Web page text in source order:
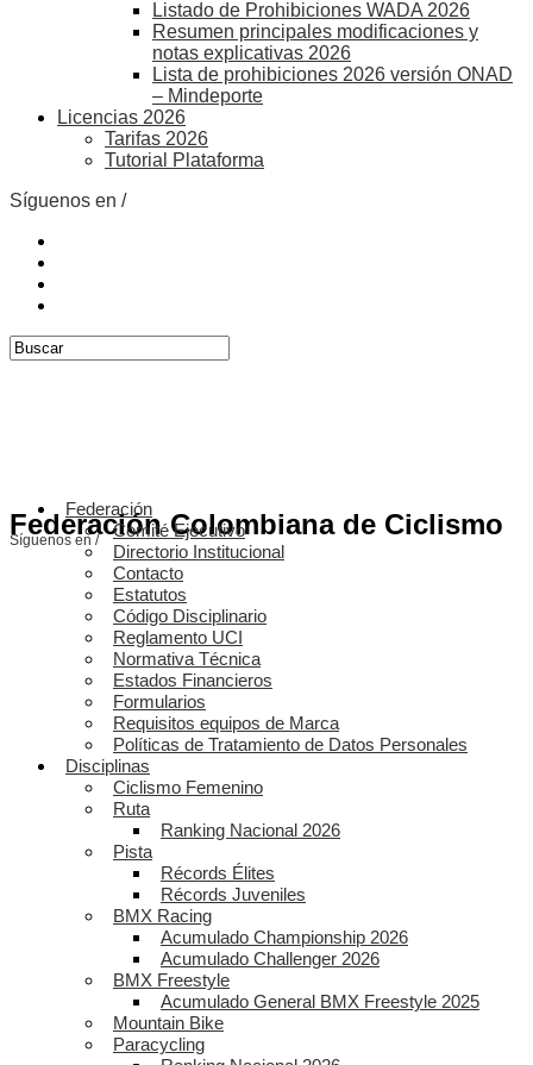
Listado de Prohibiciones WADA 2026
Resumen principales modificaciones y
notas explicativas 2026
Lista de prohibiciones 2026 versión ONAD
– Mindeporte
Licencias 2026
Tarifas 2026
Tutorial Plataforma
Síguenos en /
Federación Colombiana de Ciclismo
Síguenos en /
Federación
Comité Ejecutivo
Directorio Institucional
Contacto
Estatutos
Código Disciplinario
Reglamento UCI
Normativa Técnica
Estados Financieros
Formularios
Requisitos equipos de Marca
Políticas de Tratamiento de Datos Personales
Disciplinas
Ciclismo Femenino
Ruta
Ranking Nacional 2026
Pista
Récords Élites
Récords Juveniles
BMX Racing
Acumulado Championship 2026
Acumulado Challenger 2026
BMX Freestyle
Acumulado General BMX Freestyle 2025
Mountain Bike
Paracycling